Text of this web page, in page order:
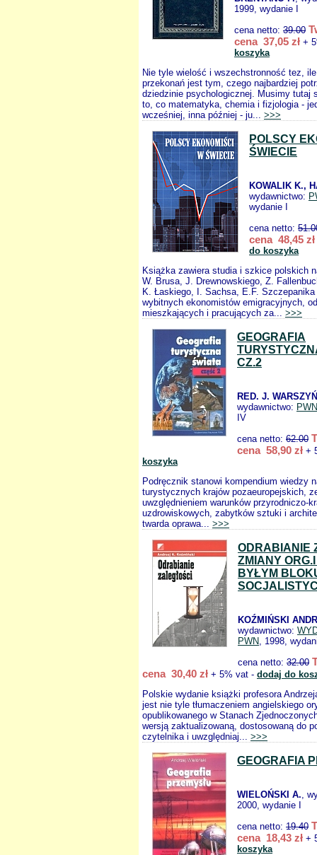
1999, wydanie I
cena netto: 39.00
cena 37,05 zł +
koszyka
Nie tyle wielość i wszechstronność tez,
przekonań jest tym, czego najbardziej
dziedzinie psychologicznej. Musimy tutaj
to, co matematyka, chemia i fizjologia -
wcześniej, inna później - ju... >>>
POLSCY
ŚWIECIE
KOWALIK K.,
wydawnictwo:
wydanie I
cena netto:
cena 48,45 zł
do koszyka
Książka zawiera studia i szkice polskich
W. Brusa, J. Drewnowskiego, Z.
K. Łaskiego, I. Sachsa, E.F.
wybitnych ekonomistów emigracyjnych,
mieszkających i pracujących za... >>>
GEOGRAFIA
CZ.2
RED. J.
wydawnictwo: PWN
IV
cena netto: 62.00
cena 58,90 zł +
koszyka
Podręcznik stanowi kompendium wiedzy
turystycznych krajów pozaeuropejskich,
uwzględnieniem warunków przyrodniczo-
uzdrowiskowych, zabytków sztuki i
twarda oprawa... >>>
ODRABIANIE
ZMIANY
BYŁYM
KOŹMIŃSKI
wydawnictwo:
PWN, 1998,
cena netto: 32.00
cena 30,40 zł + 5% vat - dodaj do
Polskie wydanie książki profesora
jest nie tyle tłumaczeniem angielskiego
opublikowanego w Stanach
wersją zaktualizowaną, dostosowaną do
czytelnika i uwzględniaj... >>>
GEOGRAFIA
WIELOŃSKI A.,
2000, wydanie I
cena netto: 19.40
cena 18,43 zł +
koszyka